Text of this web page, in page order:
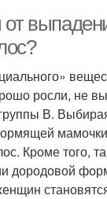
росли, не
В.
Кроме того,
дородовой